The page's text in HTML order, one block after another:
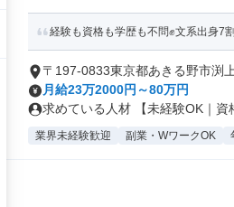
経験も資格も学歴も不問✊️文系出身7
〒197-0833東京都あきる野市渕上
月給23万2000円～80万円
求めている人材 【未経験OK｜資
業界未経験歓迎 副業・WワークOK